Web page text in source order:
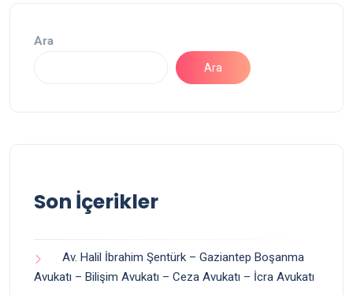
Ara
Ara
Son İçerikler
Av. Halil İbrahim Şentürk – Gaziantep Boşanma
Avukatı – Bilişim Avukatı – Ceza Avukatı – İcra Avukatı